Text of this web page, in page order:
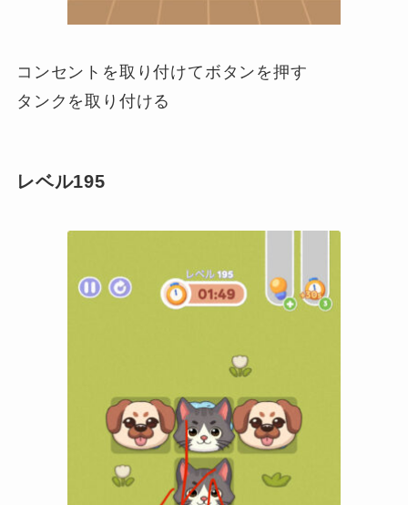
コンセントを取り付けてボタンを押す
タンクを取り付ける
レベル195